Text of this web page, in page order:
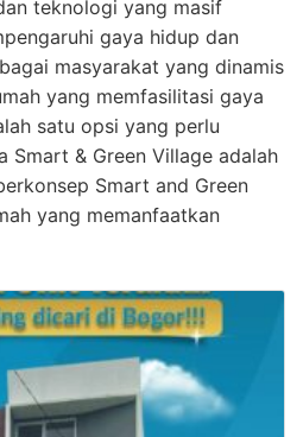
teknologi yang masif
gaya hidup dan
masyarakat yang dinamis
yang memfasilitasi gaya
satu opsi yang perlu
Smart & Green Village adalah
Smart and Green
yang memanfaatkan